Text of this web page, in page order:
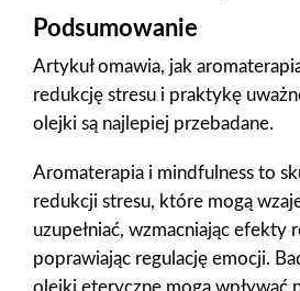
Podsumowanie
Artykuł omawia, jak
redukcję stresu i praktykę
olejki są najlepiej przebadane.
Aromaterapia i mindfulness to
redukcji stresu, które mogą
uzupełniać, wzmacniając efekty
poprawiając regulację emocji.
olejki eteryczne mogą wpływać